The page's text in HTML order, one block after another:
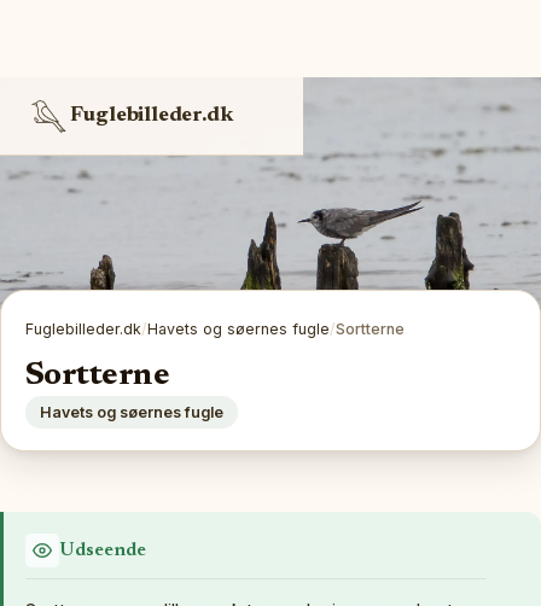
Fuglebilleder.dk
Fuglebilleder.dk/Havets og søernes fugle/Sortterne
Sortterne
Havets og søernes fugle
Udseende